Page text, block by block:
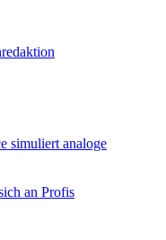
simuliert analoge
an Profis